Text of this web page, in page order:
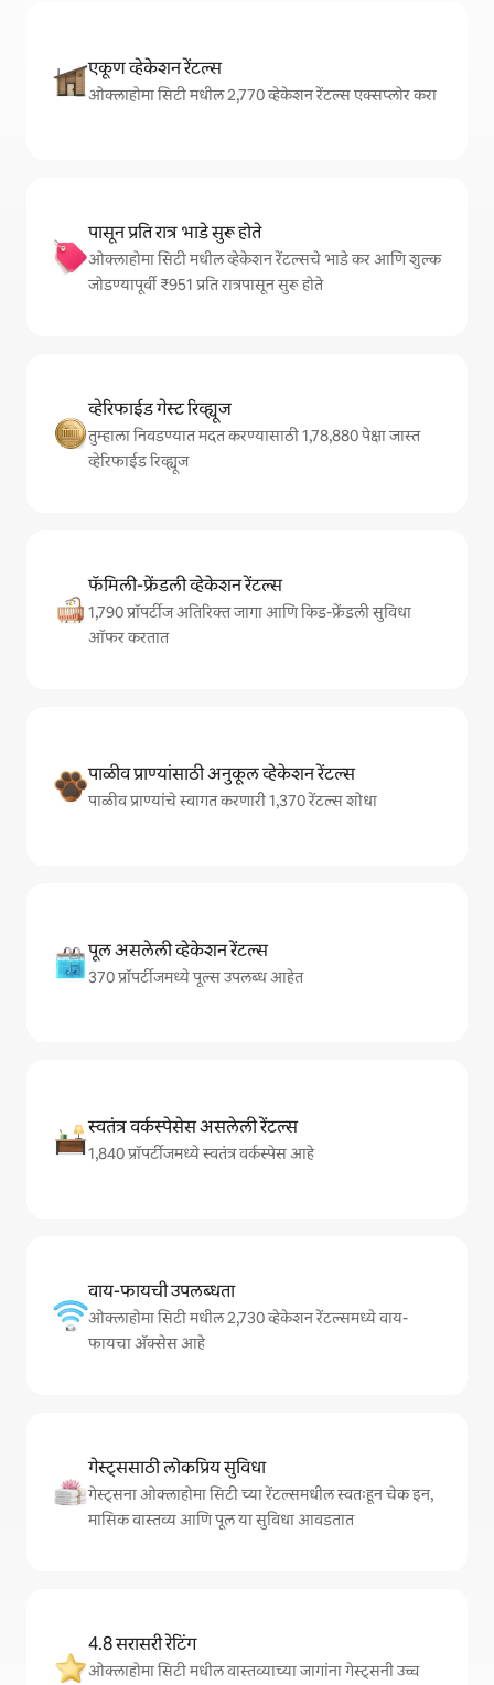
एकूण व्हेकेशन रेंटल्स
ओक्लाहोमा सिटी मधील 2,770 व्हेकेशन रेंटल्स एक्सप्लोर करा
पासून प्रति रात्र भाडे सुरू होते
ओक्लाहोमा सिटी मधील व्हेकेशन रेंटल्सचे भाडे कर आणि शुल्क
जोडण्यापूर्वी ₹951 प्रति रात्रपासून सुरू होते
व्हेरिफाईड गेस्ट रिव्ह्यूज
तुम्हाला निवडण्यात मदत करण्यासाठी 1,78,880 पेक्षा जास्त
व्हेरिफाईड रिव्ह्यूज
फॅमिली-फ्रेंडली व्हेकेशन रेंटल्स
1,790 प्रॉपर्टीज अतिरिक्त जागा आणि किड-फ्रेंडली सुविधा
ऑफर करतात
पाळीव प्राण्यांसाठी अनुकूल व्हेकेशन रेंटल्स
पाळीव प्राण्यांचे स्वागत करणारी 1,370 रेंटल्स शोधा
पूल असलेली व्हेकेशन रेंटल्स
370 प्रॉपर्टीजमध्ये पूल्स उपलब्ध आहेत
स्वतंत्र वर्कस्पेसेस असलेली रेंटल्स
1,840 प्रॉपर्टीजमध्ये स्वतंत्र वर्कस्पेस आहे
वाय-फायची उपलब्धता
ओक्लाहोमा सिटी मधील 2,730 व्हेकेशन रेंटल्समध्ये वाय-
फायचा अ‍ॅक्सेस आहे
गेस्ट्ससाठी लोकप्रिय सुविधा
गेस्ट्सना ओक्लाहोमा सिटी च्या रेंटल्समधील स्वतःहून चेक इन,
मासिक वास्तव्य आणि पूल या सुविधा आवडतात
4.8 सरासरी रेटिंग
ओक्लाहोमा सिटी मधील वास्तव्याच्या जागांना गेस्ट्सनी उच्च